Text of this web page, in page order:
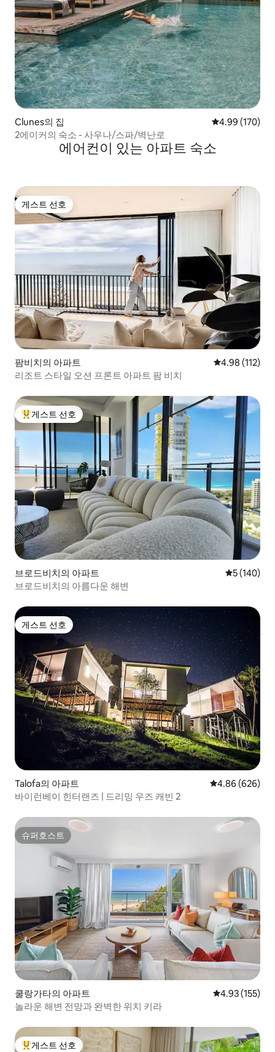
Clunes의 집 평점 4.99점(5
4.99 (170)
2에이커의 숙소 - 사우나/스파/벽난로
에어컨이 있는 아파트 숙소
게스트 선호
게스트 선호
팜비치의 아파트 평점 4.98점(5
4.98 (112)
리조트 스타일 오션 프론트 아파트 팜 비치
상위 게스트 선호
게스트 선호
브로드비치의 아파트 평점 5점(5
5 (140)
브로드비치의 아름다운 해변
게스트 선호
게스트 선호
Talofa의 아파트 평점 4.86점(5
4.86 (626)
바이런베이 힌터랜즈 | 드리밍 우즈 캐빈 2
슈퍼호스트
슈퍼호스트
쿨랑가타의 아파트 평점 4.93점(5
4.93 (155)
놀라운 해변 전망과 완벽한 위치 키라
게스트 선호